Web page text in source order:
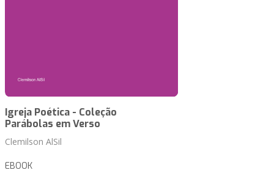
Igreja Poética - Coleção
Parábolas em Verso
Clemilson AlSil
EBOOK